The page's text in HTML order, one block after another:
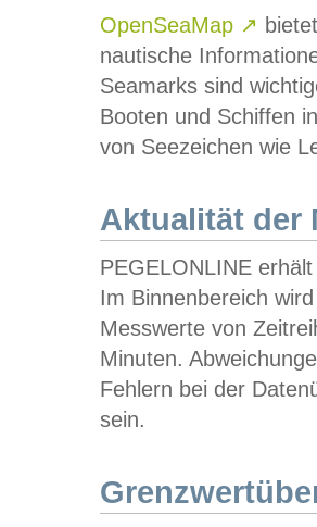
OpenSeaMap ↗
nautische
Seamarks sind
Booten und Schiffen
von Seezeichen wie
Aktualität der
PEGELONLINE
Im Binnenbereich
Messwerte von
Minuten.
Fehlern bei der
sein.